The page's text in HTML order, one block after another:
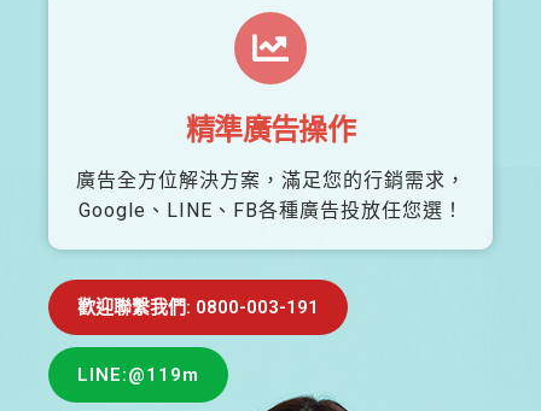
精準廣告操作
廣告全方位解決方案，滿足您的行銷需求，
Google、LINE、FB各種廣告投放任您選！
歡迎聯繫我們: 0800-003-191
LINE:@119m